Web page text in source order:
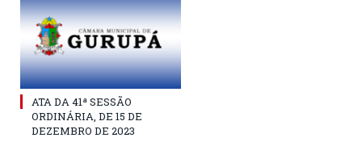
ATA DA 41ª SESSÃO
ORDINÁRIA, DE 15 DE
DEZEMBRO DE 2023